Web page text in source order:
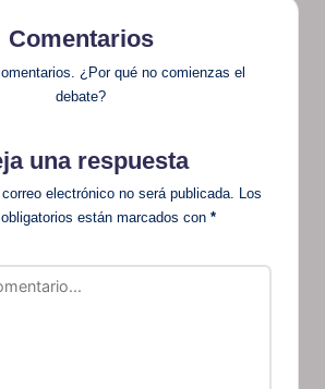
Comentarios
¿Por qué no comienzas el
debate?
una respuesta
electrónico no será publicada. Los
están marcados con *